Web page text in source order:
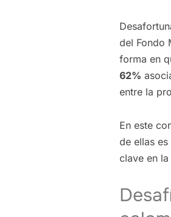
del Fondo
forma en
62%
entre la
En este
de ellas
clave en